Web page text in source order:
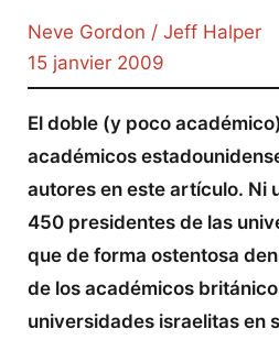
Neve Gordon / Jeff Halper
15 janvier 2009
El doble (y poco
académicos
autores en este artículo. Ni
450 presidentes de las
que de forma ostentosa
de los académicos
universidades israelitas en